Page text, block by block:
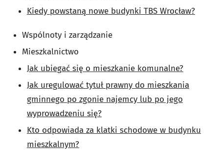
Kiedy powstaną nowe budynki TBS Wrocław?
Wspólnoty i zarządzanie
Mieszkalnictwo
Jak ubiegać się o mieszkanie komunalne?
Jak uregulować tytuł prawny do mieszkania
gminnego po zgonie najemcy lub po jego
wyprowadzeniu się?
Kto odpowiada za klatki schodowe w budynku
mieszkalnym?